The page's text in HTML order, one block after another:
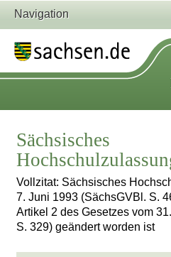
Navigation
Sächsisches
Vollzitat: Sächsisches
7. Juni 1993 (SächsGVBl. S.
Artikel 2 des Gesetzes vom
S. 329) geändert worden ist